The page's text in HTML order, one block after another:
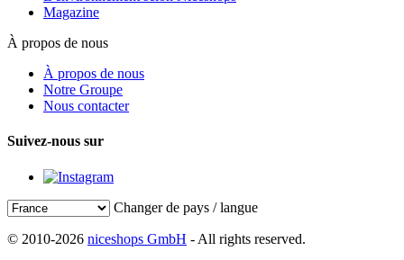
Magazine
À propos de nous
À propos de nous
Notre Groupe
Nous contacter
Suivez-nous sur
Changer de pays / langue
© 2010-2026 niceshops GmbH - All rights reserved.